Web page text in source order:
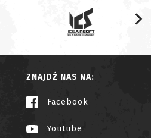
ZNAJDŹ NAS NA:
Facebook
Youtube